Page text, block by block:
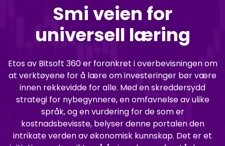
Smi veien for
universell læring
Etos av Bitsoft 360 er forankret i overbevisningen om
at verktøyene for å lære om investeringer bør være
innen rekkevidde for alle. Med en skreddersydd
strategi for nybegynnere, en omfavnelse av ulike
språk, og en vurdering for de som er
kostnadsbevisste, belyser denne portalen den
intrikate verden av økonomisk kunnskap. Det er et